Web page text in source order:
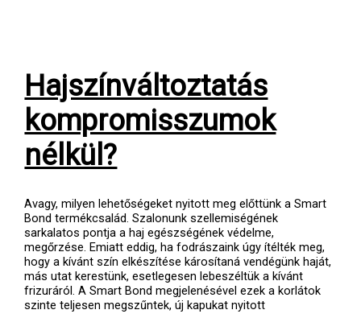
Hajszínváltoztatás
kompromisszumok
nélkül?
Avagy, milyen lehetőségeket nyitott meg előttünk a Smart
Bond termékcsalád. Szalonunk szellemiségének
sarkalatos pontja a haj egészségének védelme,
megőrzése. Emiatt eddig, ha fodrászaink úgy ítélték meg,
hogy a kívánt szín elkészítése károsítaná vendégünk haját,
más utat kerestünk, esetlegesen lebeszéltük a kívánt
frizuráról. A Smart Bond megjelenésével ezek a korlátok
szinte teljesen megszűntek, új kapukat nyitott